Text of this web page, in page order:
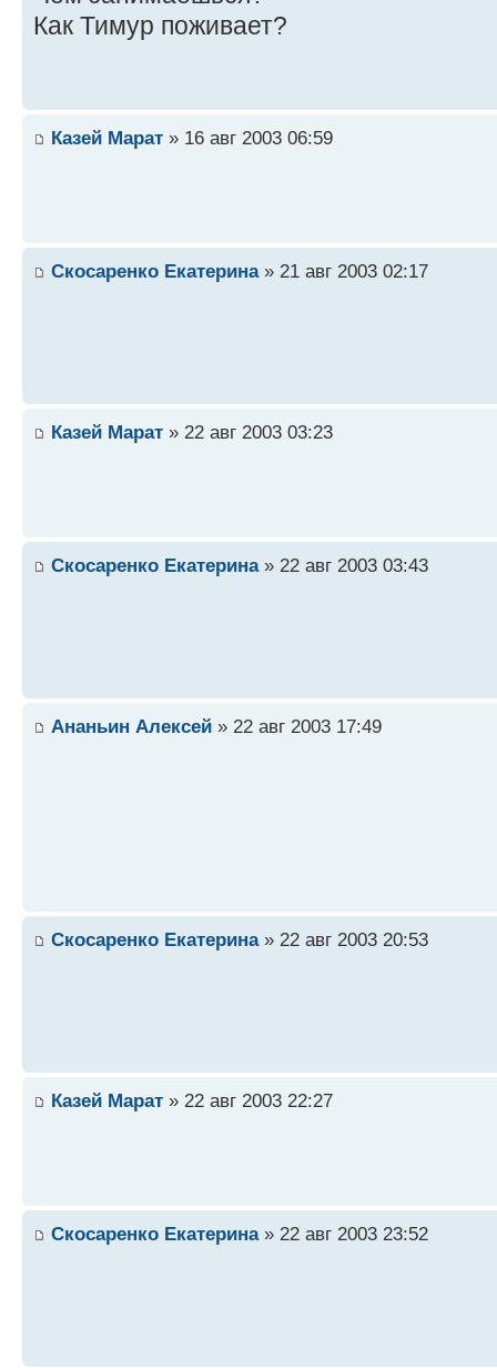
Как Тимур поживает?
Казей Марат » 16 авг 2003 06:59
Скосаренко Екатерина» 21 авг 2003 02:17
Казей Марат » 22 авг 2003 03:23
Скосаренко Екатерина» 22 авг 2003 03:43
Ананьин Алексей » 22 авг 2003 17:49
Скосаренко Екатерина» 22 авг 2003 20:53
Казей Марат » 22 авг 2003 22:27
Скосаренко Екатерина» 22 авг 2003 23:52